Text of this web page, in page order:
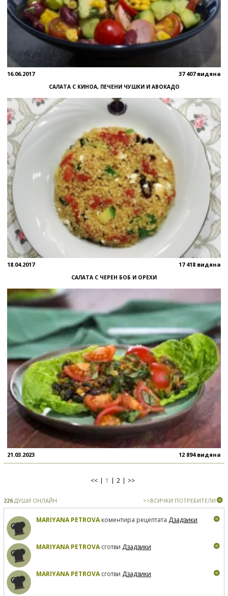
16.06.2017 37 407 видяна
САЛАТА С КИНОА, ПЕЧЕНИ ЧУШКИ И АВОКАДО
18.04.2017 17 418 видяна
САЛАТА С ЧЕРЕН БОБ И ОРЕХИ
21.03.2023 12 894 видяна
<< 1 2 >>
226ДУШИ ОНЛАЙН >>ВСИЧКИ ПОТРЕБИТЕЛИ
MARIYANA PETROVAкоментира рецептата Дзадзики
MARIYANA PETROVAсготви Дзадзики
MARIYANA PETROVAсготви Дзадзики